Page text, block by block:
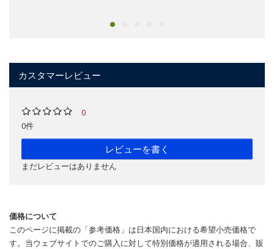
カスタマーレビュー
0
0件
レビューを書く
まだレビューはありません
価格について
このページに掲載の「参考価格」は日本国内における希望小売価格で
す。当ウェブサイトでのご購入に対して特別価格が適用される場合、販